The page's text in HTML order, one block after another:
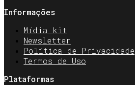
Informações
Mídia kit
Newsletter
Política de Privacidade
Termos de Uso
Plataformas